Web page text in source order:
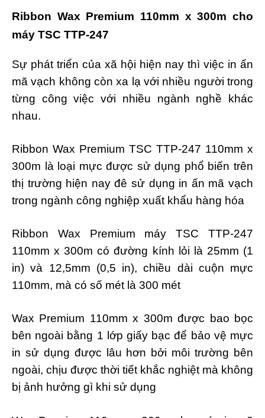
Ribbon Wax Premium 110mm x 300m cho
máy TSC TTP-247
Sự phát triển của xã hội hiện nay thì việc in ấn
mã vạch không còn xa lạ với nhiều người trong
từng công việc với nhiều ngành nghề khác
nhau.
Ribbon Wax Premium TSC TTP-247 110mm x
300m là loại mực được sử dụng phổ biến trên
thị trường hiện nay đê sử dụng in ấn mã vạch
trong ngành công nghiệp xuất khẩu hàng hóa
Ribbon Wax Premium máy TSC TTP-247
110mm x 300m có đường kính lỏi là 25mm (1
in) và 12,5mm (0,5 in), chiều dài cuộn mực
110mm, mà có số mét là 300 mét
Wax Premium 110mm x 300m được bao bọc
bên ngoài bằng 1 lớp giấy bạc để bảo vệ mực
in sử dụng được lâu hơn bởi môi trường bên
ngoài, chịu được thời tiết khắc nghiệt mà không
bị ảnh hưởng gì khi sử dụng